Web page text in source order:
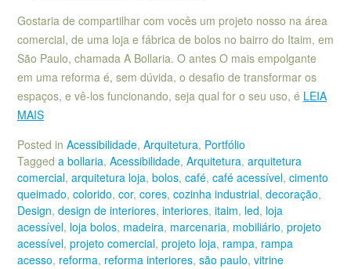
Gostaria de compartilhar com vocês um projeto nosso na área
comercial, de uma loja e fábrica de bolos no bairro do Itaim, em
São Paulo, chamada A Bollaria. O antes O mais empolgante
em uma reforma é, sem dúvida, o desafio de transformar os
espaços, e vê-los funcionando, seja qual for o seu uso, é LEIA
MAIS
Posted in Acessibilidade, Arquitetura, Portfólio
Tagged a bollaria, Acessibilidade, Arquitetura, arquitetura
comercial, arquitetura loja, bolos, café, café acessível, cimento
queimado, colorido, cor, cores, cozinha industrial, decoração,
Design, design de interiores, interiores, itaim, led, loja
acessível, loja bolos, madeira, marcenaria, mobiliário, projeto
acessível, projeto comercial, projeto loja, rampa, rampa
acesso, reforma, reforma interiores, são paulo, vitrine